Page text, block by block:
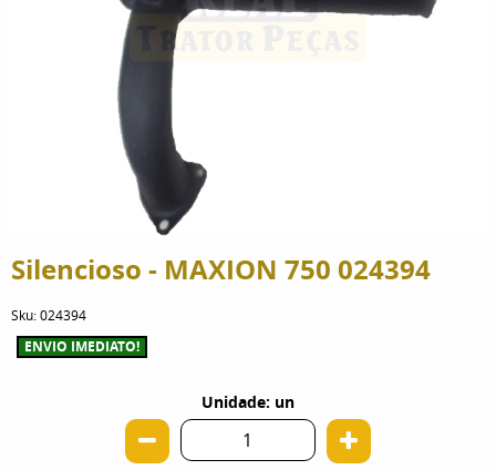
Silencioso - MAXION 750 024394
Sku:024394
ENVIO IMEDIATO!
Unidade: un